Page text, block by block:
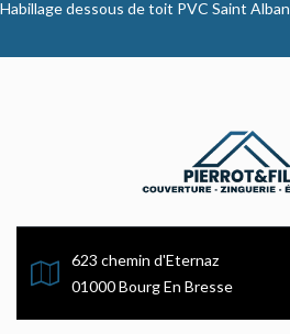
Habillage dessous de toit PVC Saint Alban
623 chemin d'Eternaz
01000 Bourg En Bresse